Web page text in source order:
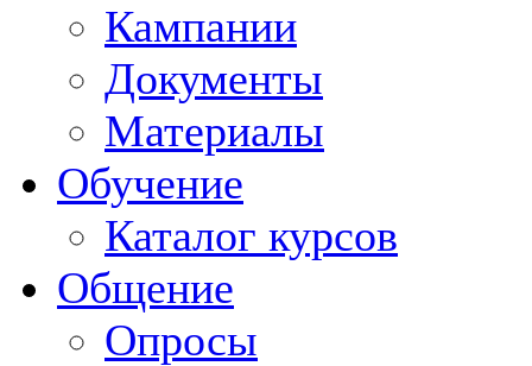
Кампании
Документы
Материалы
Обучение
Каталог курсов
Общение
Опросы